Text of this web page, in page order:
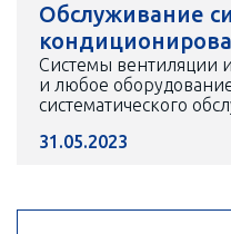
Обслуживание
Системы вентиляции
и любое
систематического
31.05.2023